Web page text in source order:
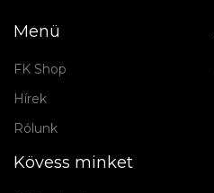
Menü
FK Shop
Hírek
Rólunk
Kövess minket